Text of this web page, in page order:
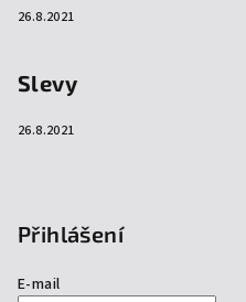
26.8.2021
Slevy
26.8.2021
Přihlášení
E-mail